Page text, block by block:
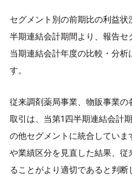
セグメント別の前期比の利益
半期連結会計期間より、報告セ
当期連結会計年度の比較・分
す。
従来調剤薬局事業、物販事業
取引は、当第1四半期連結会計
の他セグメントに統合してい
や業績区分を見直した結果、
ることがより適切であると判断